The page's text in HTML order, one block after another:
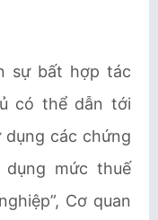
sự bất hợp tác
có thể dẫn tới
các chứng
mức thuế
Cơ quan